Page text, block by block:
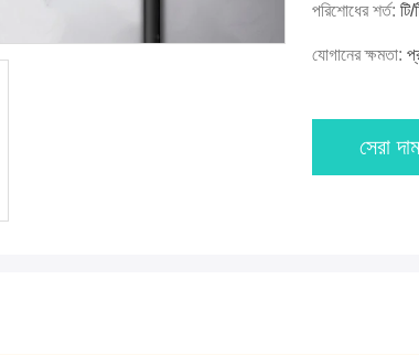
পরিশোধের শর্ত:
যোগানের ক্ষমতা:
সেরা